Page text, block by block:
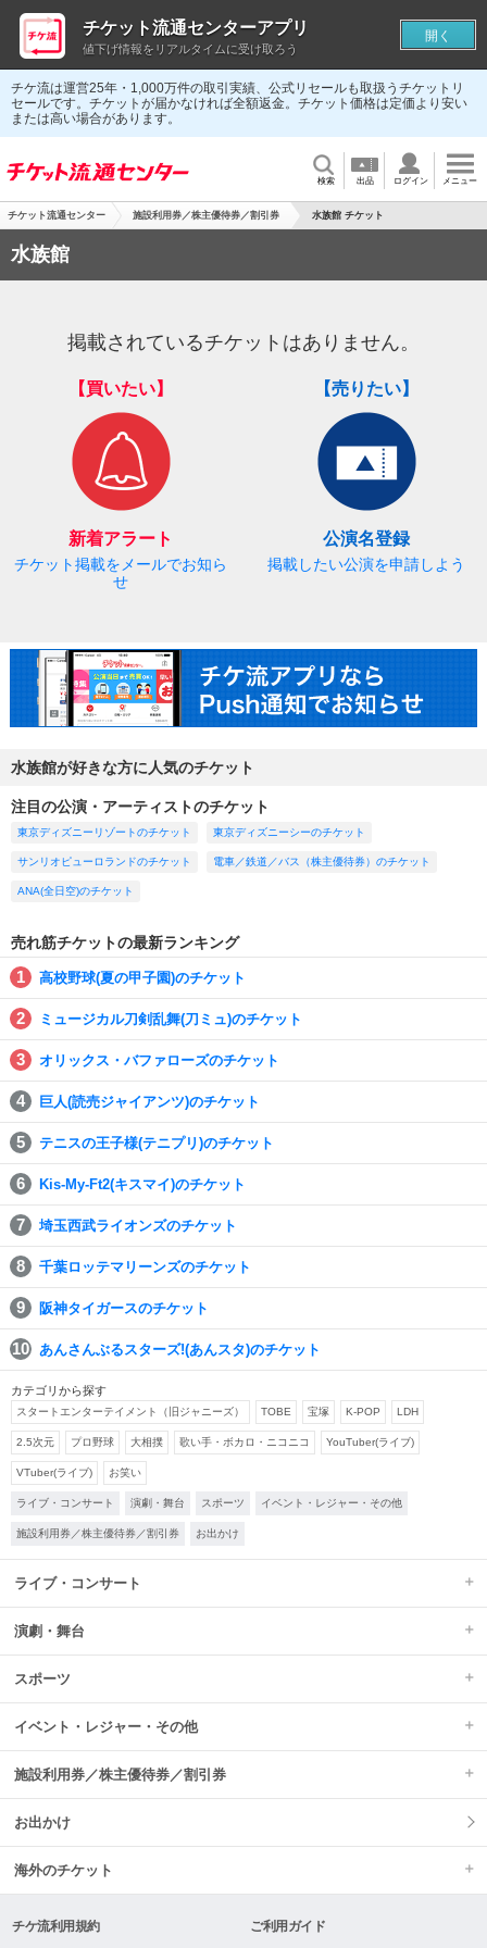
チケ流は運営25年・1,000万件の取引実績、公式リセールも取扱うチケットリ
セールです。チケットが届かなければ全額返金。チケット価格は定価より安い
または高い場合があります。
検索 出品 ログイン メニュー
チケット流通センター 施設利用券／株主優待券／割引券 水族館 チケット
水族館
掲載されているチケットはありません。
【買いたい】
新着アラート
チケット掲載をメールでお知ら
せ
【売りたい】
公演名登録
掲載したい公演を申請しよう
水族館が好きな方に人気のチケット
注目の公演・アーティストのチケット
東京ディズニーリゾートのチケット 東京ディズニーシーのチケット
サンリオピューロランドのチケット 電車／鉄道／バス（株主優待券）のチケット
ANA(全日空)のチケット
売れ筋チケットの最新ランキング
高校野球(夏の甲子園)のチケット
ミュージカル刀剣乱舞(刀ミュ)のチケット
オリックス・バファローズのチケット
巨人(読売ジャイアンツ)のチケット
テニスの王子様(テニプリ)のチケット
Kis-My-Ft2(キスマイ)のチケット
埼玉西武ライオンズのチケット
千葉ロッテマリーンズのチケット
阪神タイガースのチケット
あんさんぶるスターズ!(あんスタ)のチケット
カテゴリから探す
スタートエンターテイメント（旧ジャニーズ） TOBE 宝塚 K-POP LDH
2.5次元 プロ野球 大相撲 歌い手・ボカロ・ニコニコ YouTuber(ライブ)
VTuber(ライブ) お笑い
ライブ・コンサート 演劇・舞台 スポーツ イベント・レジャー・その他
施設利用券／株主優待券／割引券 お出かけ
ライブ・コンサート
演劇・舞台
スポーツ
イベント・レジャー・その他
施設利用券／株主優待券／割引券
お出かけ
海外のチケット
チケ流利用規約 ご利用ガイド
チケット流通センターアプリ
値下げ情報をリアルタイムに受け取ろう
開く